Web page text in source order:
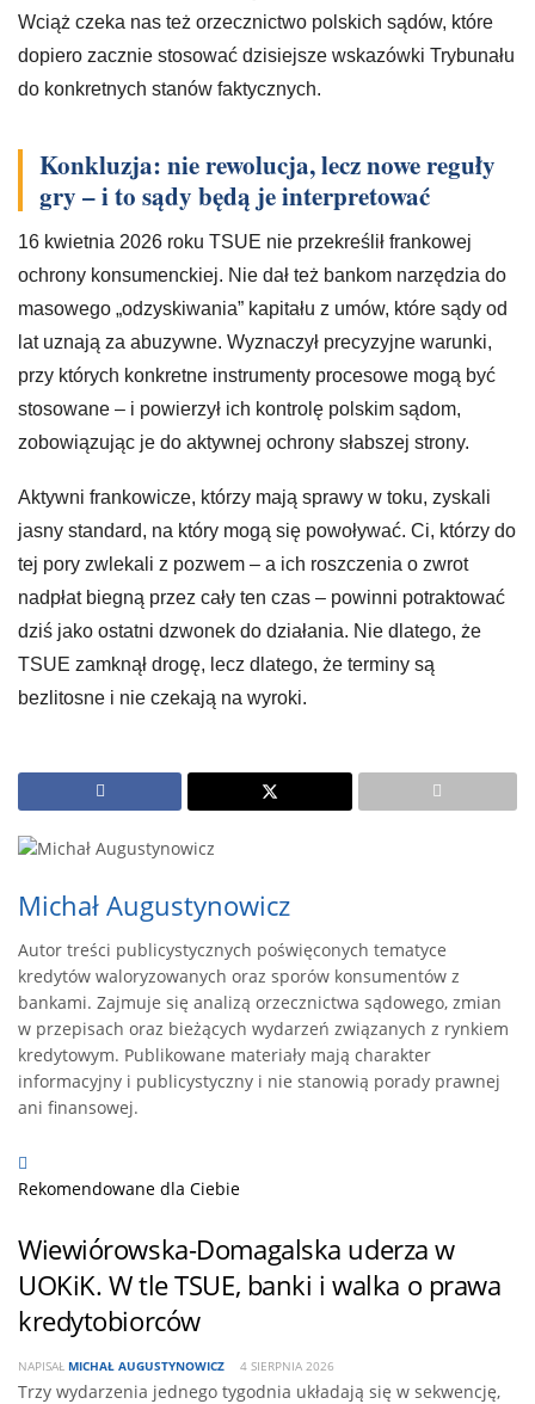
Wciąż czeka nas też orzecznictwo polskich sądów, które
dopiero zacznie stosować dzisiejsze wskazówki Trybunału
do konkretnych stanów faktycznych.
Konkluzja: nie rewolucja, lecz nowe reguły
gry – i to sądy będą je interpretować
16 kwietnia 2026 roku TSUE nie przekreślił frankowej
ochrony konsumenckiej. Nie dał też bankom narzędzia do
masowego „odzyskiwania” kapitału z umów, które sądy od
lat uznają za abuzywne. Wyznaczył precyzyjne warunki,
przy których konkretne instrumenty procesowe mogą być
stosowane – i powierzył ich kontrolę polskim sądom,
zobowiązując je do aktywnej ochrony słabszej strony.
Aktywni frankowicze, którzy mają sprawy w toku, zyskali
jasny standard, na który mogą się powoływać. Ci, którzy do
tej pory zwlekali z pozwem – a ich roszczenia o zwrot
nadpłat biegną przez cały ten czas – powinni potraktować
dziś jako ostatni dzwonek do działania. Nie dlatego, że
TSUE zamknął drogę, lecz dlatego, że terminy są
bezlitosne i nie czekają na wyroki.
Michał Augustynowicz
Autor treści publicystycznych poświęconych tematyce
kredytów waloryzowanych oraz sporów konsumentów z
bankami. Zajmuje się analizą orzecznictwa sądowego, zmian
w przepisach oraz bieżących wydarzeń związanych z rynkiem
kredytowym. Publikowane materiały mają charakter
informacyjny i publicystyczny i nie stanowią porady prawnej
ani finansowej.
Rekomendowane dla Ciebie
Wiewiórowska-Domagalska uderza w
UOKiK. W tle TSUE, banki i walka o prawa
kredytobiorców
NAPISAŁ MICHAŁ AUGUSTYNOWICZ 4 SIERPNIA 2026
Trzy wydarzenia jednego tygodnia układają się w sekwencję,